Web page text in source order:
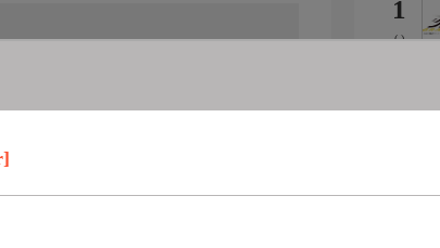
ます。
1
(-)